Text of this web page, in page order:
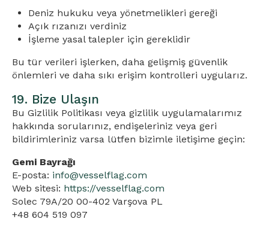
Deniz hukuku veya yönetmelikleri gereği
Açık rızanızı verdiniz
İşleme yasal talepler için gereklidir
Bu tür verileri işlerken, daha gelişmiş güvenlik
önlemleri ve daha sıkı erişim kontrolleri uygularız.
19. Bize Ulaşın
Bu Gizlilik Politikası veya gizlilik uygulamalarımız
hakkında sorularınız, endişeleriniz veya geri
bildirimleriniz varsa lütfen bizimle iletişime geçin:
Gemi Bayrağı
E-posta: info@vesselflag.com
Web sitesi: https://vesselflag.com
Solec 79A/20 00-402 Varşova PL
+48 604 519 097